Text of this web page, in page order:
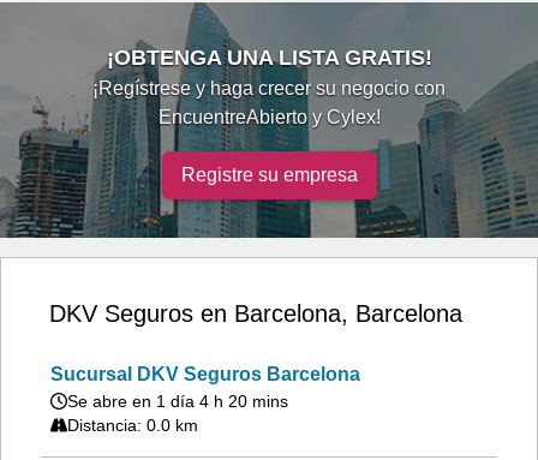
¡OBTENGA UNA LISTA GRATIS!
¡Regístrese y haga crecer su negocio con
EncuentreAbierto y Cylex!
Registre su empresa
DKV Seguros en Barcelona, Barcelona
Sucursal DKV Seguros Barcelona
Se abre en 1 día 4 h 20 mins
Distancia: 0.0 km